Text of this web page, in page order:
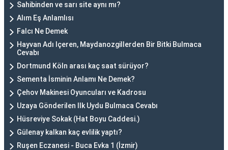
Sahibinden ve sarı site aynı mı?
Alım Eş Anlamlısı
Falcı Ne Demek
Hayvan Adı Içeren, Maydanozgillerden Bir Bitki Bulmaca
Cevabı
Dortmund Köln arası kaç saat sürüyor?
Sementa İsminin Anlamı Ne Demek?
Çehov Makinesi Oyuncuları ve Kadrosu
Uzaya Gönderilen Ilk Uydu Bulmaca Cevabı
Hüsreviye Sokak (Hat Boyu Caddesi.)
Gülenay kalkan kaç evlilik yaptı?
Ruşen Eczanesi - Buca Evka 1 (İzmir)